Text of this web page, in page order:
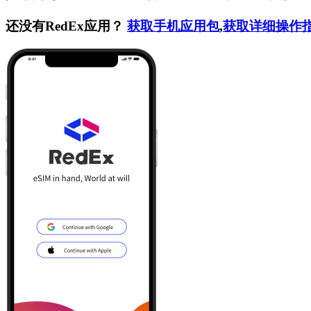
还没有RedEx应用？ 获取手机应用包,获取详细操作